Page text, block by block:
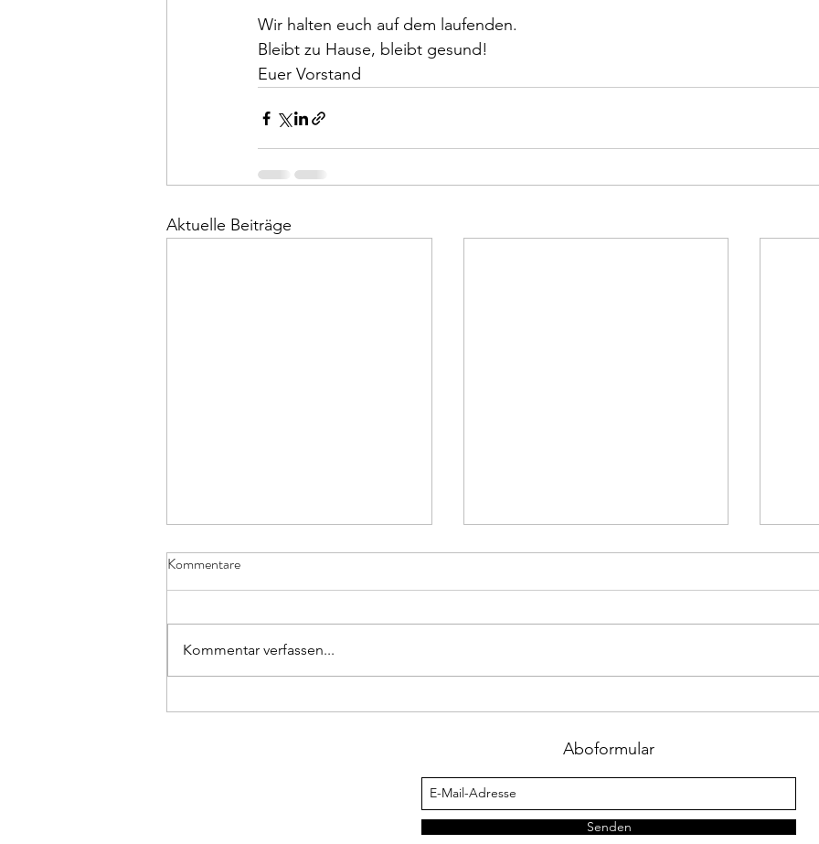
Wir halten euch auf dem laufenden.
Bleibt zu Hause, bleibt gesund!
Euer Vorstand
Aktuelle Beiträge
Endlich wieder Sommerfest!
WICHTIG: Straßenausbau
während der Sommerferien
Kommentare
Kommentar verfassen...
Aboformular
Senden